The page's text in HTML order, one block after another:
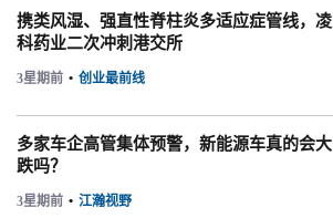
携类风湿、强直性脊柱炎多适应症管线，凌
科药业二次冲刺港交所
3星期前 • 创业最前线
多家车企高管集体预警，新能源车真的会大
跌吗？
3星期前 • 江瀚视野